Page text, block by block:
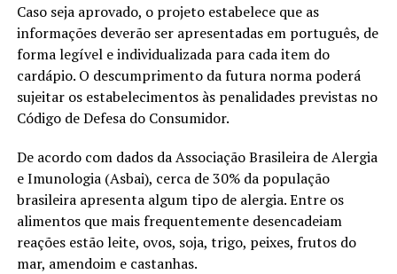
Caso seja aprovado, o projeto estabelece que as
informações deverão ser apresentadas em português, de
forma legível e individualizada para cada item do
cardápio. O descumprimento da futura norma poderá
sujeitar os estabelecimentos às penalidades previstas no
Código de Defesa do Consumidor.
De acordo com dados da Associação Brasileira de Alergia
e Imunologia (Asbai), cerca de 30% da população
brasileira apresenta algum tipo de alergia. Entre os
alimentos que mais frequentemente desencadeiam
reações estão leite, ovos, soja, trigo, peixes, frutos do
mar, amendoim e castanhas.